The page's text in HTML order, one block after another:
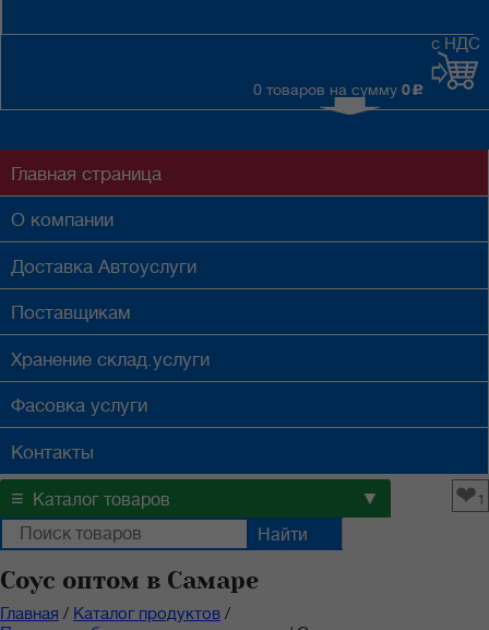
0 товаров на сумму 0 c
с НДС
Главная страница
О компании
Доставка Автоуслуги
Поставщикам
Хранение склад.услуги
Фасовка услуги
Контакты
≡ Каталог товаров ▼ ❤1
Соус оптом в Самаре
Главная / Каталог продуктов /